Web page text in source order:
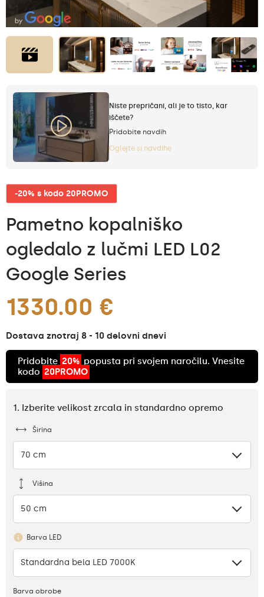
Niste prepričani, ali je to tisto, kar
iščete?
Pridobite navdih
Oglejte si navdihe
-20% s kodo 20PROMO
Pametno kopalniško
ogledalo z lučmi LED L02
Google Series
1330.00 €
Dostava znotraj 8 - 10 delovni dnevi
Pridobite 20% popusta pri svojem naročilu. Vnesite
kodo 20PROMO
1. Izberite velikost zrcala in standardno opremo
Širina
70 cm
Višina
50 cm
Barva LED
Standardna bela LED 7000K
Barva obrobe